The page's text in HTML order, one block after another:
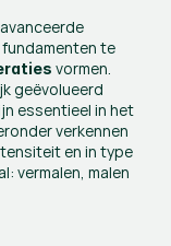
te
vormen.
geëvolueerd
essentieel in het
verkennen
en in type
vermalen, malen